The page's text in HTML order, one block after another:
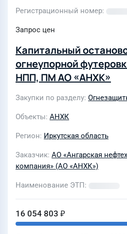
Регистрационный номер
Запрос цен
Капитальный
огнеупорной
НПП, ПМ АО «АНХК»
Закупки по разделу
Объекты АНХК
Регион Иркутская область
Заказчик АО «Ангарская
компания» (АО «АНХК»)
Наименование ЭТП
16 054 803 ₽